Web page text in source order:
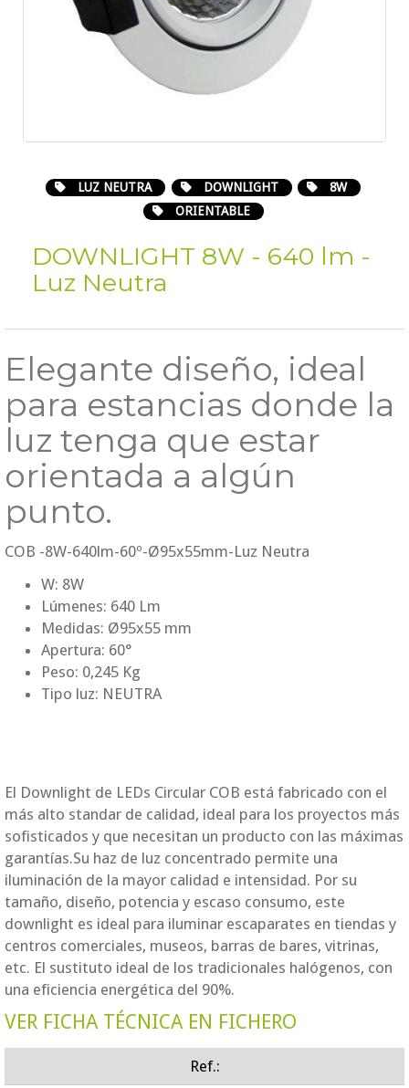
LUZ NEUTRA DOWNLIGHT
8W
ORIENTABLE
DOWNLIGHT 8W - 640 lm -
Luz Neutra
Elegante diseño, ideal
para estancias donde la
luz tenga que estar
orientada a algún
punto.
COB -8W-640lm-60º-Ø95x55mm-Luz Neutra
W: 8W
Lúmenes: 640 Lm
Medidas: Ø95x55 mm
Apertura: 60°
Peso: 0,245 Kg
Tipo luz: NEUTRA
El Downlight de LEDs Circular COB está fabricado con el
más alto standar de calidad, ideal para los proyectos más
sofisticados y que necesitan un producto con las máximas
garantías.Su haz de luz concentrado permite una
iluminación de la mayor calidad e intensidad. Por su
tamaño, diseño, potencia y escaso consumo, este
downlight es ideal para iluminar escaparates en tiendas y
centros comerciales, museos, barras de bares, vitrinas,
etc. El sustituto ideal de los tradicionales halógenos, con
una eficiencia energética del 90%.
VER FICHA TÉCNICA EN FICHERO
Ref.: